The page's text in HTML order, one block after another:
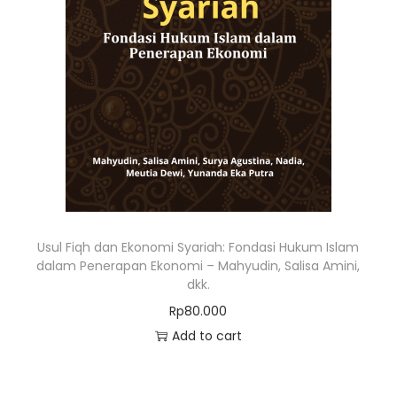
Usul Fiqh dan Ekonomi Syariah: Fondasi Hukum Islam
dalam Penerapan Ekonomi – Mahyudin, Salisa Amini,
dkk.
Rp80.000
Add to cart